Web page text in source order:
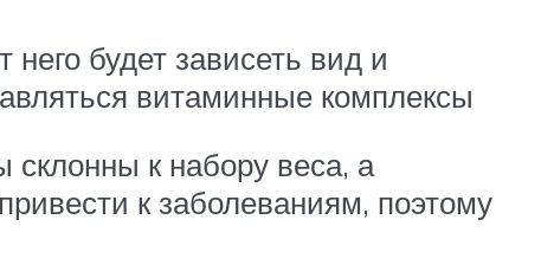
будет зависеть вид и
витаминные комплексы
к набору веса, а
к заболеваниям, поэтому